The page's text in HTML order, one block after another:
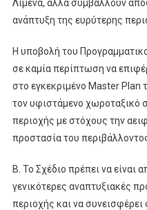
Λιμένα, αλλά συμβάλλουν
ανάπτυξη της ευρύτερης
H υποβολή του
σε καμία περίπτωση να
στο εγκεκριμένο Master Plan
τον υφιστάμενο χωροταξικό
περιοχής με στόχους την
προστασία του
Β. Το Σχέδιο πρέπει να είναι
γενικότερες αναπτυξιακές
περιοχής και να